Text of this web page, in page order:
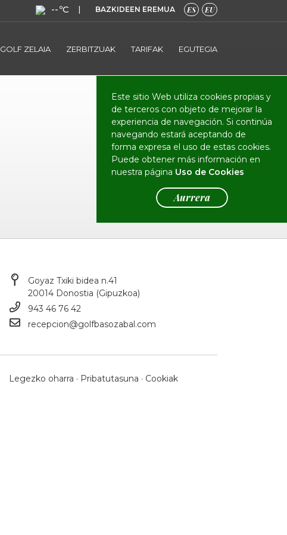
--ºC BAZKIDEEN EREMUA ES EU
GOLF ZELAIA ZERBITZUAK TARIFAK EGUTEGIA
Este sitio Web utiliza cookies propias y
de terceros con objeto de mejorar la
experiencia de navegación. Si continúa
navegando estará aceptando de
forma expresa el uso de estas cookies.
Puede obtener más información en
nuestra página Uso de Cookies
Aurrera
Goyaz Txiki bidea n.41
20014 Donostia (Gipuzkoa)
943 46 76 42
recepcion@golfbasozabal.com
Legezko oharra · Pribatutasuna · Cookiak